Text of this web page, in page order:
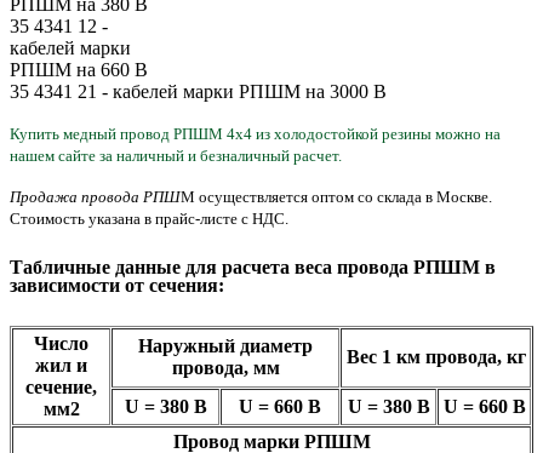
35 4341 12 -
кабелей марки
РПШМ на 660 В
35 4341 21 - кабелей марки РПШМ на 3000 В
Купить медный провод РПШМ 4х4 из холодостойкой резины можно на
нашем сайте за наличный и безналичный расчет.
Продажа провода РПШМ осуществляется оптом со склада в Москве.
Стоимость указана в прайс-листе с НДС.
Табличные данные для расчета веса провода РПШМ в
зависимости от сечения:
Число
жил и
сечение,
мм2
Наружный диаметр
провода, мм
Вес 1 км провода, кг
U = 380 В U = 660 В U = 380 В U = 660 В
Провод марки РПШМ